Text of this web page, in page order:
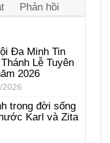
Phản hồi
Đa Minh Tin
Lễ Tuyên
2026
2026
trong đời sống
Karl và Zita